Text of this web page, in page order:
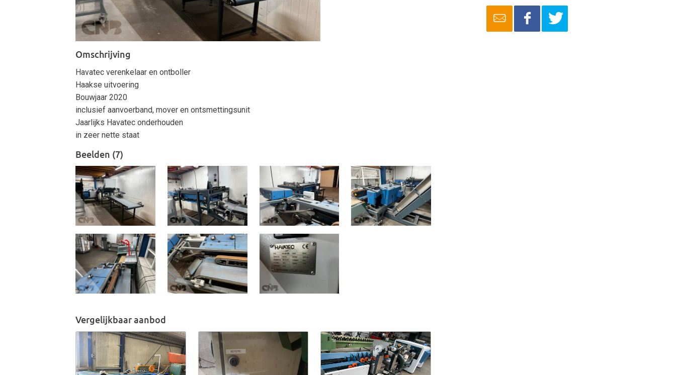
Omschrijving
Havatec verenkelaar en ontboller
Haakse uitvoering
Bouwjaar 2020
inclusief aanvoerband, mover en ontsmettingsunit
Jaarlijks Havatec onderhouden
in zeer nette staat
Beelden (7)
Vergelijkbaar aanbod